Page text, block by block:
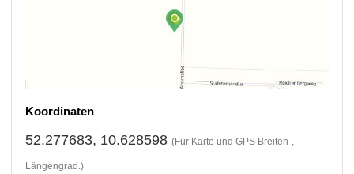
Koordinaten
52.277683, 10.628598 (Für Karte und GPS Breiten-,
Längengrad.)